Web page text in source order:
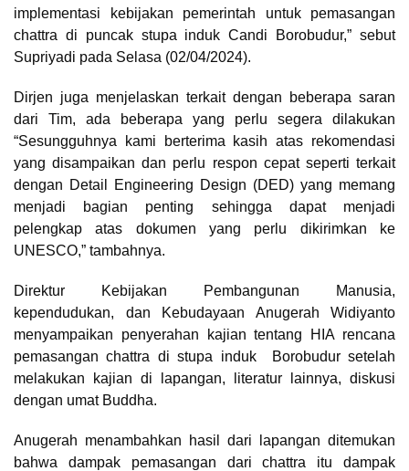
implementasi kebijakan pemerintah untuk pemasangan
chattra di puncak stupa induk Candi Borobudur,” sebut
Supriyadi pada Selasa (02/04/2024).
Dirjen juga menjelaskan terkait dengan beberapa saran
dari Tim, ada beberapa yang perlu segera dilakukan
“Sesungguhnya kami berterima kasih atas rekomendasi
yang disampaikan dan perlu respon cepat seperti terkait
dengan Detail Engineering Design (DED) yang memang
menjadi bagian penting sehingga dapat menjadi
pelengkap atas dokumen yang perlu dikirimkan ke
UNESCO,” tambahnya.
Direktur Kebijakan Pembangunan Manusia,
kependudukan, dan Kebudayaan Anugerah Widiyanto
menyampaikan penyerahan kajian tentang HIA rencana
pemasangan chattra di stupa induk Borobudur setelah
melakukan kajian di lapangan, literatur lainnya, diskusi
dengan umat Buddha.
Anugerah menambahkan hasil dari lapangan ditemukan
bahwa dampak pemasangan dari chattra itu dampak